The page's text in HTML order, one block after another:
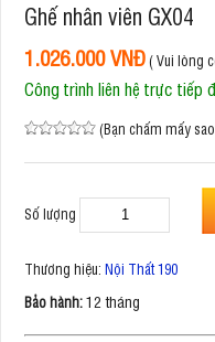
Ghế nhân viên GX04
1.026.000 VNĐ( Vui lòng
Công trình liên hệ trực tiếp
(Bạn chấm mấy
Số lượng
Thương hiệu: Nội Thất 190
Bảo hành:12 tháng